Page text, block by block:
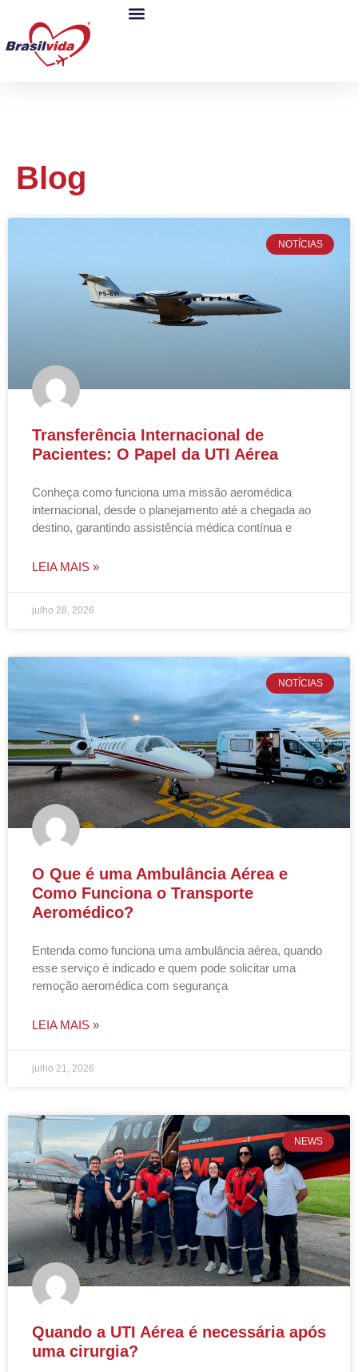
Blog
NOTÍCIAS
Transferência Internacional de
Pacientes: O Papel da UTI Aérea
Conheça como funciona uma missão aeromédica
internacional, desde o planejamento até a chegada ao
destino, garantindo assistência médica contínua e
LEIA MAIS »
julho 28, 2026
NOTÍCIAS
O Que é uma Ambulância Aérea e
Como Funciona o Transporte
Aeromédico?
Entenda como funciona uma ambulância aérea, quando
esse serviço é indicado e quem pode solicitar uma
remoção aeromédica com segurança
LEIA MAIS »
julho 21, 2026
NEWS
Quando a UTI Aérea é necessária após
uma cirurgia?